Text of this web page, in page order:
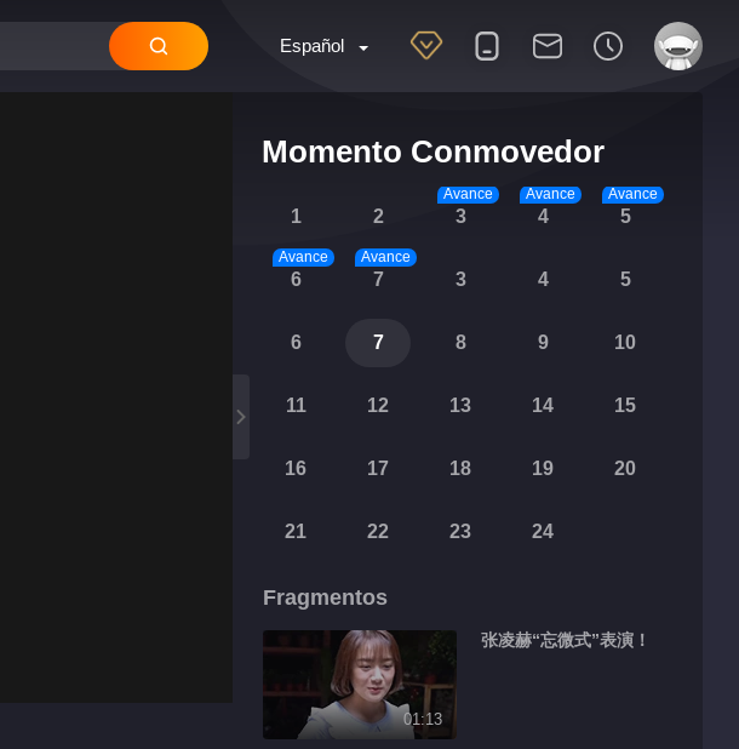
Español
Momento Conmovedor
1 2 3
Avance
4
Avance
5
Avance
6
Avance
7
Avance
3 4 5
6 7 8 9 10
11 12 13 14 15
16 17 18 19 20
21 22 23 24
Fragmentos
01:13
张凌赫“忘微式”表演！